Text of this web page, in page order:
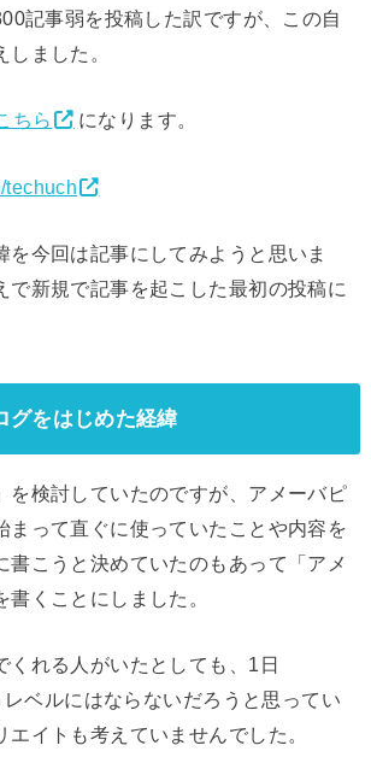
記事弱を投稿した訳ですが、この自
ました。
ちら になります。
techuch
を今回は記事にしてみようと思いま
で新規で記事を起こした最初の投稿に
グをはじめた経緯
を検討していたのですが、アメーバピ
まって直ぐに使っていたことや内容を
書こうと決めていたのもあって「アメ
書くことにしました。
くれる人がいたとしても、1日
ベルにはならないだろうと思ってい
エイトも考えていませんでした。